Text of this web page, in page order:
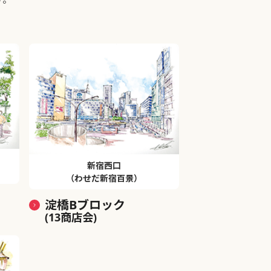
新宿西口
（わせだ新宿百景）
淀橋Bブロック
(13商店会)